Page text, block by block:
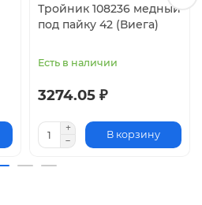
Тройник 108236 медный
под пайку 42 (Виега)
Есть в наличии
3274.05 ₽
В корзину